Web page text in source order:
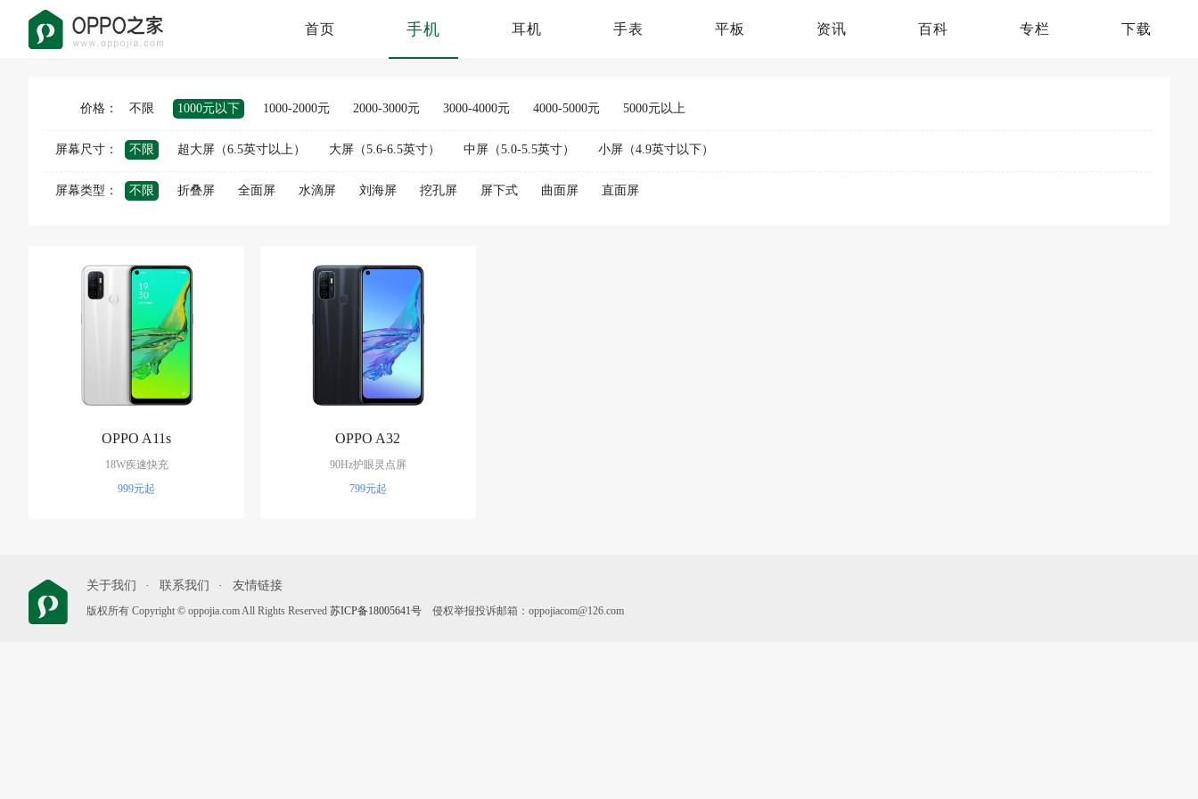
首页 手机 耳机 手表 平板 资讯 百科 专栏 下载
价格： 不限 1000元以下 1000-2000元 2000-3000元 3000-4000元 4000-5000元 5000元以上
屏幕尺寸： 不限 超大屏（6.5英寸以上） 大屏（5.6-6.5英寸） 中屏（5.0-5.5英寸） 小屏（4.9英寸以下）
屏幕类型： 不限 折叠屏 全面屏 水滴屏 刘海屏 挖孔屏 屏下式 曲面屏 直面屏
OPPO A11s
18W疾速快充
999元起
OPPO A32
90Hz护眼灵点屏
799元起
关于我们 联系我们 友情链接
版权所有 Copyright © oppojia.com All Rights Reserved 苏ICP备18005641号 侵权举报投诉邮箱：oppojiacom@126.com